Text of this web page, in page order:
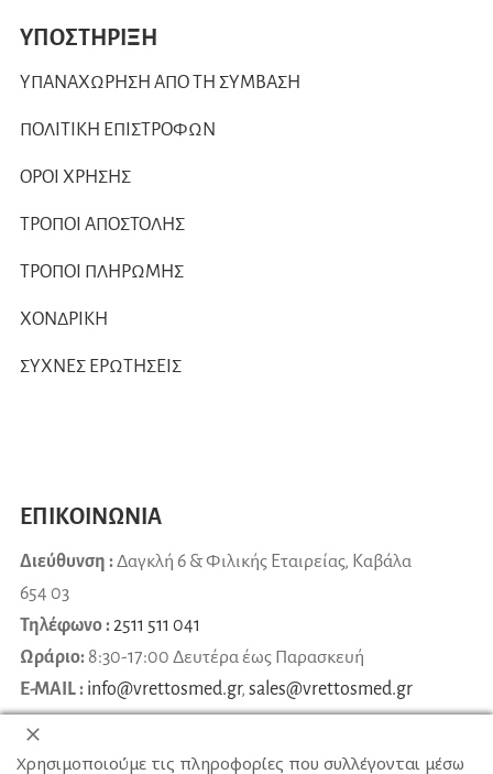
ΥΠΟΣΤΗΡΙΞΗ
ΥΠΑΝΑΧΩΡΗΣΗ ΑΠΟ ΤΗ ΣΥΜΒΑΣΗ
ΠΟΛΙΤΙΚΗ ΕΠΙΣΤΡΟΦΩΝ
ΟΡΟΙ ΧΡΗΣΗΣ
ΤΡΟΠΟΙ ΑΠΟΣΤΟΛΗΣ
ΤΡΟΠΟΙ ΠΛΗΡΩΜΗΣ
ΧΟΝΔΡΙΚΗ
ΣΥΧΝΕΣ ΕΡΩΤΗΣΕΙΣ
ΕΠΙΚΟΙΝΩΝΙΑ
Διεύθυνση :Δαγκλή 6 & Φιλικής Εταιρείας, Καβάλα
654 03
Τηλέφωνο :2511 511 041
Ωράριο: 8:30-17:00 Δευτέρα έως Παρασκευή
E-MAIL : info@vrettosmed.gr, sales@vrettosmed.gr
Χρησιμοποιούμε τις πληροφορίες που συλλέγονται μέσω